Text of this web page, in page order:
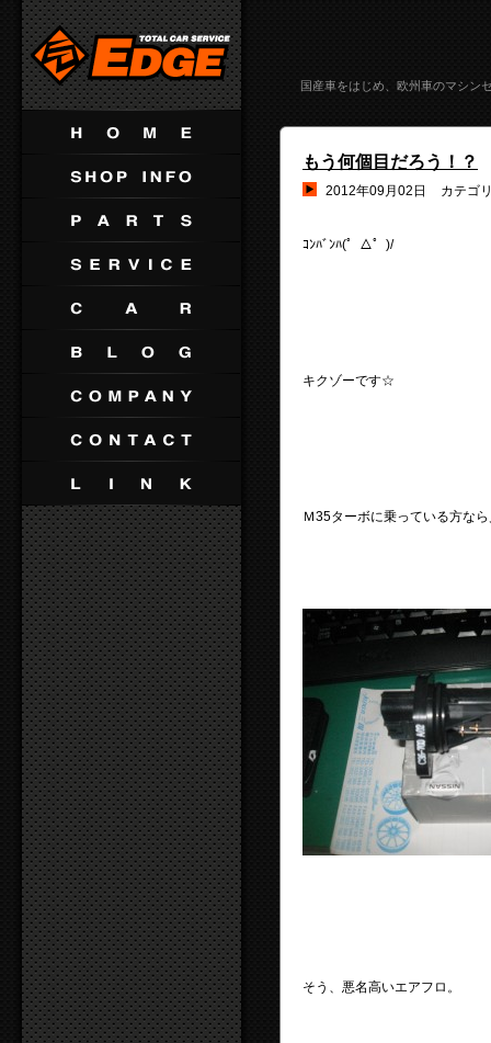
国産車をはじめ、欧州車のマシン
もう何個目だろう！？
2012年09月02日 カテゴ
ｺﾝﾊﾞﾝﾊ(゜△゜)/
キクゾーです☆
Ｍ35ターボに乗っている方な
そう、悪名高いエアフロ。